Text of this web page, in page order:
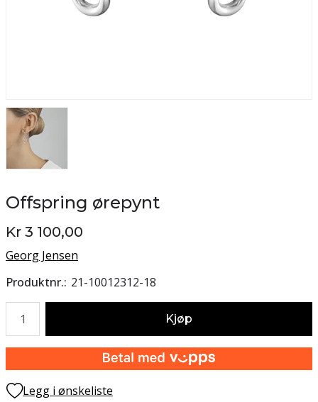
Offspring ørepynt
Kr 3 100,00
Georg Jensen
Produktnr. 21-10012312-18
Kjøp
Legg i ønskeliste